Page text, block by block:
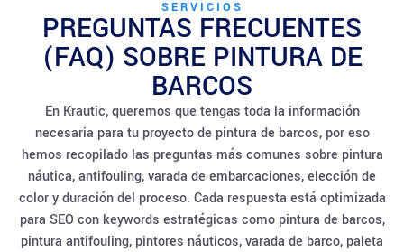
SERVICIOS
PREGUNTAS FRECUENTES
(FAQ) SOBRE PINTURA DE
BARCOS
En Krautic, queremos que tengas toda la información
necesaria para tu proyecto de pintura de barcos, por eso
hemos recopilado las preguntas más comunes sobre pintura
náutica, antifouling, varada de embarcaciones, elección de
color y duración del proceso. Cada respuesta está optimizada
para SEO con keywords estratégicas como pintura de barcos,
pintura antifouling, pintores náuticos, varada de barco, paleta